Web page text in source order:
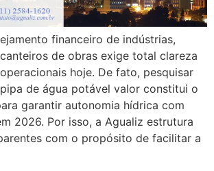
financeiro de indústrias,
de obras exige total clareza
hoje. De fato, pesquisar
de água potável valor constitui o
garantir autonomia hídrica com
2026. Por isso, a Agualiz estrutura
com o propósito de facilitar a